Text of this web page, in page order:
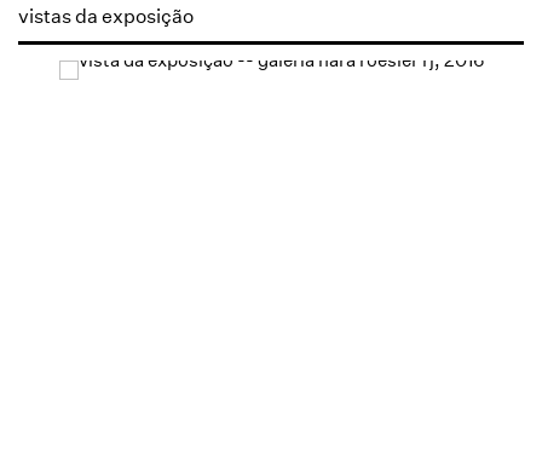
vistas da exposição
Open a larger version of the following image in a popup: